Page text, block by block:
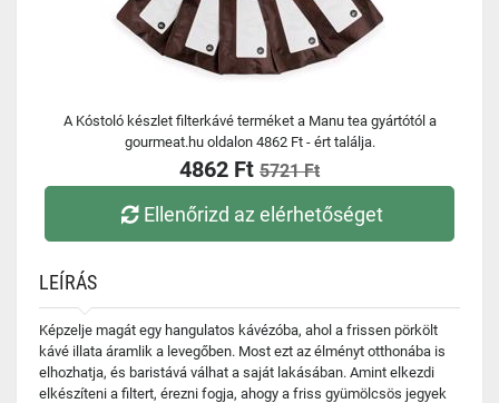
A Kóstoló készlet filterkávé terméket a Manu tea gyártótól a
gourmeat.hu oldalon 4862 Ft - ért találja.
4862 Ft 5721 Ft
Ellenőrizd az elérhetőséget
LEÍRÁS
Képzelje magát egy hangulatos kávézóba, ahol a frissen pörkölt
kávé illata áramlik a levegőben. Most ezt az élményt otthonába is
elhozhatja, és baristává válhat a saját lakásában. Amint elkezdi
elkészíteni a filtert, érezni fogja, ahogy a friss gyümölcsös jegyek